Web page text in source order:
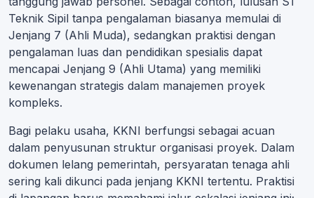
Teknik Sipil tanpa pengalaman biasanya memulai di
Jenjang 7 (Ahli Muda), sedangkan praktisi dengan
pengalaman luas dan pendidikan spesialis dapat
mencapai Jenjang 9 (Ahli Utama) yang memiliki
kewenangan strategis dalam manajemen proyek
kompleks.
Bagi pelaku usaha, KKNI berfungsi sebagai acuan
dalam penyusunan struktur organisasi proyek. Dalam
dokumen lelang pemerintah, persyaratan tenaga ahli
sering kali dikunci pada jenjang KKNI tertentu. Praktisi